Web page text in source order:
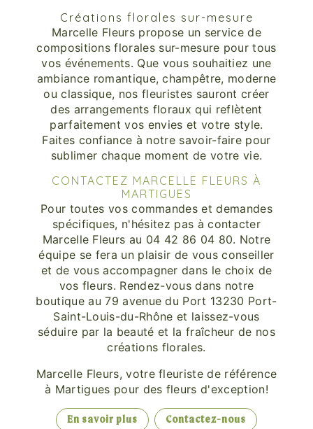
Créations florales sur-mesure
Marcelle Fleurs propose un service de
compositions florales sur-mesure pour tous
vos événements. Que vous souhaitiez une
ambiance romantique, champêtre, moderne
ou classique, nos fleuristes sauront créer
des arrangements floraux qui reflètent
parfaitement vos envies et votre style.
Faites confiance à notre savoir-faire pour
sublimer chaque moment de votre vie.
CONTACTEZ MARCELLE FLEURS À
MARTIGUES
Pour toutes vos commandes et demandes
spécifiques, n'hésitez pas à contacter
Marcelle Fleurs au 04 42 86 04 80. Notre
équipe se fera un plaisir de vous conseiller
et de vous accompagner dans le choix de
vos fleurs. Rendez-vous dans notre
boutique au 79 avenue du Port 13230 Port-
Saint-Louis-du-Rhône et laissez-vous
séduire par la beauté et la fraîcheur de nos
créations florales.
Marcelle Fleurs, votre fleuriste de référence
à Martigues pour des fleurs d'exception!
En savoir plus Contactez-nous